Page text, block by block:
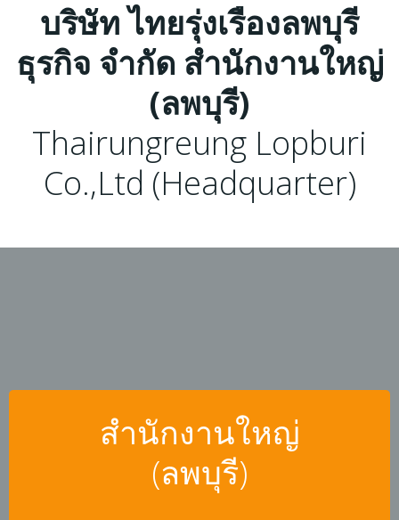
บริษัท ไทยรุ่งเรืองลพบุรี
ธุรกิจ จำกัด สำนักงานใหญ่
(ลพบุรี)
Thairungreung Lopburi
Co.,Ltd (Headquarter)
สำนักงานใหญ่
(ลพบุรี)